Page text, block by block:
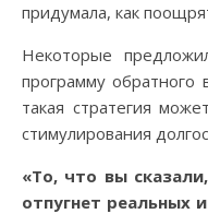
придумала, как
Некоторые
программу обратного
такая стратегия
стимулирования
«То, что вы
отпугнет реальных